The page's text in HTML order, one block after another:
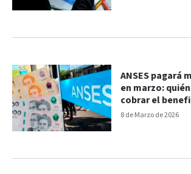
8 de Marzo de 2026
ANSES pagará
en marzo:
cobrar el